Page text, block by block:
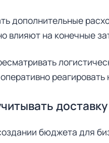
дополнительные
влияют на конечные
бюджета для